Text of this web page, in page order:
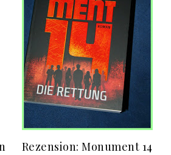
Rezension: Monument 14